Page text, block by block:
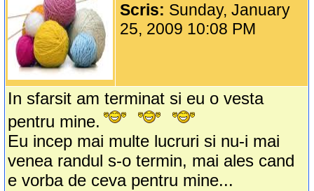
Scris: Sunday, January
25, 2009 10:08 PM
In sfarsit am terminat si eu o vesta
pentru mine.
Eu incep mai multe lucruri si nu-i mai
venea randul s-o termin, mai ales cand
e vorba de ceva pentru mine...